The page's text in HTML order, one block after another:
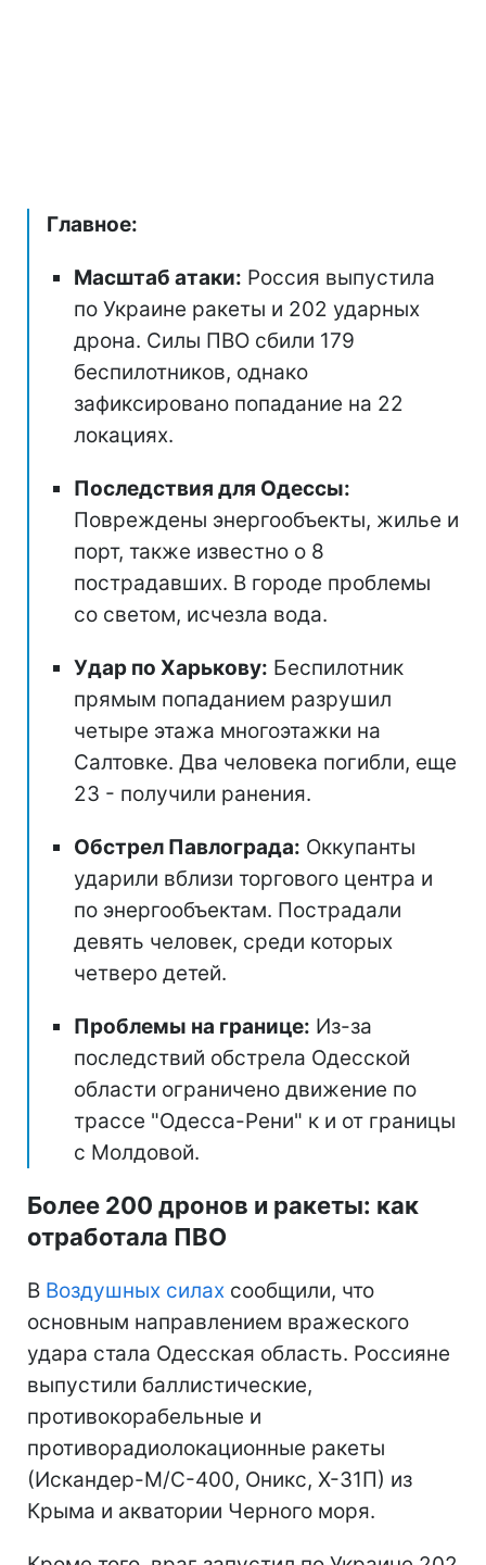
Главное:
Масштаб атаки: Россия выпустила
по Украине ракеты и 202 ударных
дрона. Силы ПВО сбили 179
беспилотников, однако
зафиксировано попадание на 22
локациях.
Последствия для Одессы:
Повреждены энергообъекты, жилье и
порт, также известно о 8
пострадавших. В городе проблемы
со светом, исчезла вода.
Удар по Харькову: Беспилотник
прямым попаданием разрушил
четыре этажа многоэтажки на
Салтовке. Два человека погибли, еще
23 - получили ранения.
Обстрел Павлограда: Оккупанты
ударили вблизи торгового центра и
по энергообъектам. Пострадали
девять человек, среди которых
четверо детей.
Проблемы на границе: Из-за
последствий обстрела Одесской
области ограничено движение по
трассе "Одесса-Рени" к и от границы
с Молдовой.
Более 200 дронов и ракеты: как
отработала ПВО
В Воздушных силах сообщили, что
основным направлением вражеского
удара стала Одесская область. Россияне
выпустили баллистические,
противокорабельные и
противорадиолокационные ракеты
(Искандер-М/С-400, Оникс, Х-31П) из
Крыма и акватории Черного моря.